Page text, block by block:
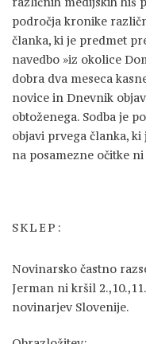
področja kronike
članka, ki je predmet
navedbo »iz okolice
dobra dva meseca
novice in Dnevnik
obtoženega. Sodba je
objavi prvega članka,
na posamezne očitke
SKLEP:
Novinarsko častno
Jerman ni kršil
novinarjev Slovenije.